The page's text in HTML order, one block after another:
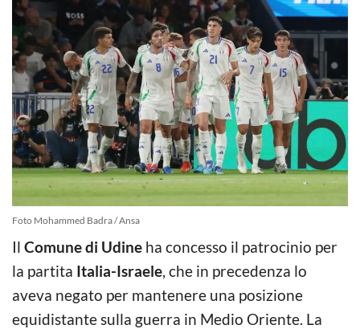
Foto Mohammed Badra / Ansa
Il Comune di Udine ha concesso il patrocinio per
la partita Italia-Israele, che in precedenza lo
aveva negato per mantenere una posizione
equidistante sulla guerra in Medio Oriente. La